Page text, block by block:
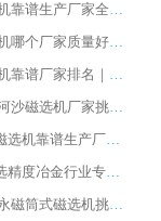
2026 磁选机靠谱生产厂家全梳理 分场景选型行业头部品牌选购参考攻略
2026 磁选机哪个厂家质量好？十大靠谱磁电企业排名选购指南
2026 磁选机靠谱厂家排名｜华体会手机网页版-华体会(中国) 高性价比磁选机磁电品牌
2026 顺流河沙磁选机厂家挑选攻略 | 业内口碑龙头企业高性价比品牌推荐
2026平板磁选机靠谱生产厂家选购指南 行业口碑良好品牌推荐 磁电领域实力强者
2026高分选精度冶金行业专用磁选机生产厂家,干湿式磁选机源头供应商推荐
2026 选矿永磁筒式磁选机挑选指南 华体会手机网页版-华体会(中国) 推荐品牌行业口碑佳实力突出